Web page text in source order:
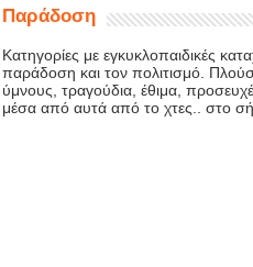
Παράδοση
Κατηγορίες με εγκυκλοπαιδικές
παράδοση και τον πολιτισμό.
ύμνους, τραγούδια, έθιμα,
μέσα από αυτά από το χτες.. στο